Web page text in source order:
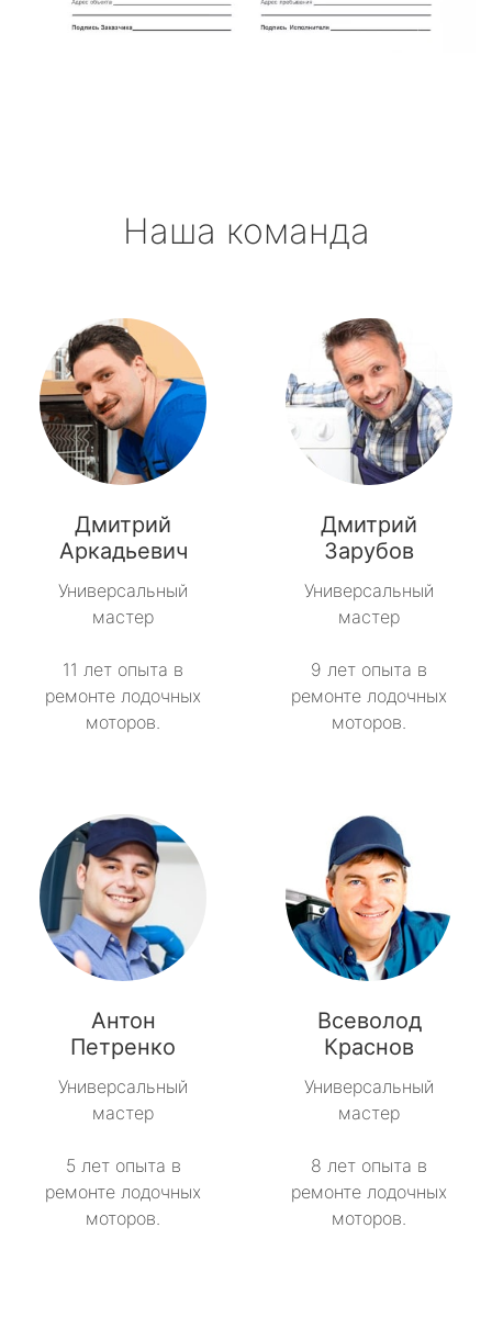
Наша команда
Дмитрий
Аркадьевич
Универсальный
мастер
11 лет опыта в
ремонте лодочных
моторов.
Дмитрий
Зарубов
Универсальный
мастер
9 лет опыта в
ремонте лодочных
моторов.
Антон
Петренко
Универсальный
мастер
5 лет опыта в
ремонте лодочных
моторов.
Всеволод
Краснов
Универсальный
мастер
8 лет опыта в
ремонте лодочных
моторов.